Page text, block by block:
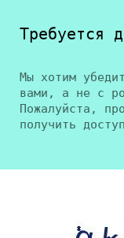
Требуется
Мы хотим
вами, а не с
Пожалуйста,
получить